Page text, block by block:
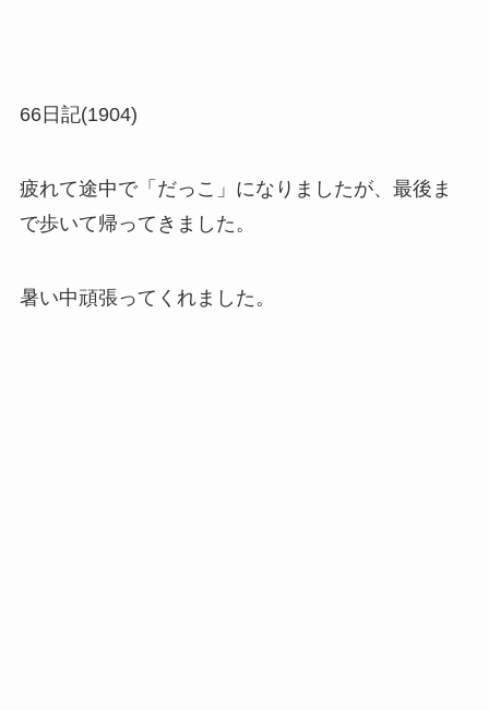
66日記(1904)
疲れて途中で「だっこ」になりましたが、最後ま
で歩いて帰ってきました。
暑い中頑張ってくれました。